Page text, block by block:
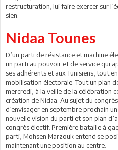
restructuration, lui faire exercer sur
sien.
Nidaa Tounes
D’un parti de résistance et machine
un parti au pouvoir et de service qui
ses adhérents et aux Tunisiens, tout
mobilisation électorale. Tout un plan
mercredi, à la veille de la célébration
création de Nidaa. Au sujet du
d’envisager en septembre prochain
nouvelle vision du parti et son plan
congrès électif. Première bataille à
parti, Mohsen Marzouk entend se
maintenant une position au centre.